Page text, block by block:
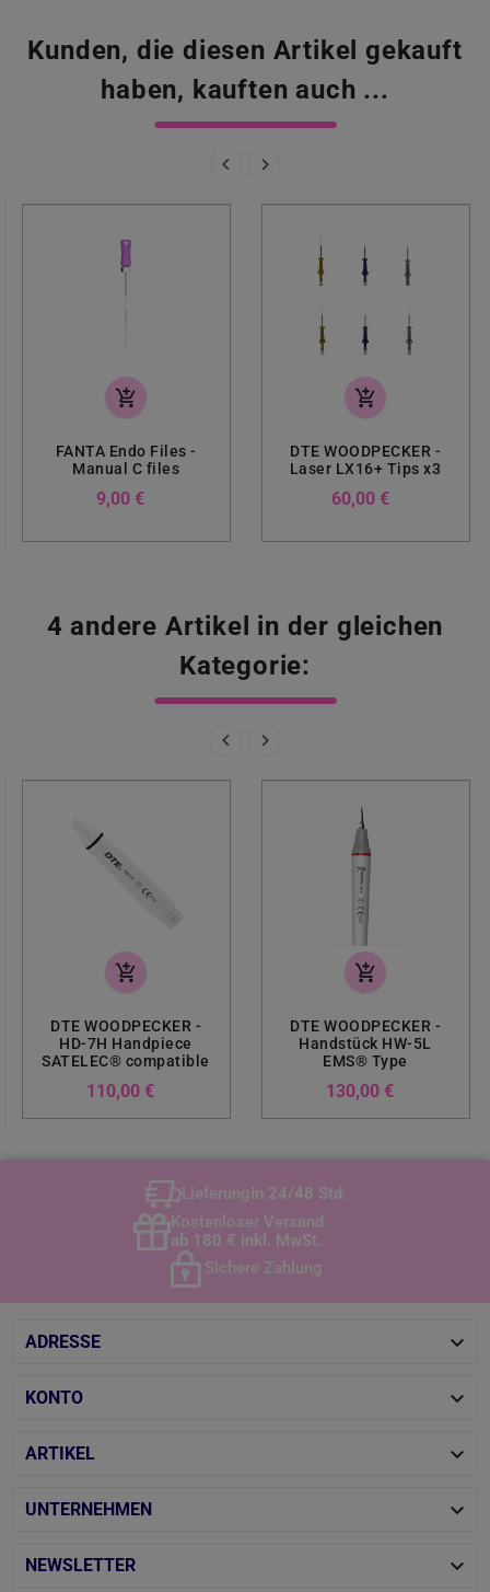
Kunden, die diesen Artikel gekauft
haben, kauften auch ...
 
add_shopping_cart
FANTA Endo Files -
Manual C files
9,00 €
add_shopping_cart
DTE WOODPECKER -
Laser LX16+ Tips x3
60,00 €
4 andere Artikel in der gleichen
Kategorie:
 
add_shopping_cart
DTE WOODPECKER -
HD-7H Handpiece
SATELEC® compatible
110,00 €
add_shopping_cart
DTE WOODPECKER -
Handstück HW-5L
EMS® Type
130,00 €
Lieferungin 24/48 Std.
Kostenloser Versand
ab 180 € inkl. MwSt.
Sichere Zahlung
ADRESSE 
KONTO 
ARTIKEL 
UNTERNEHMEN 
NEWSLETTER 